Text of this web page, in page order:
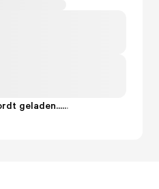
geladen......